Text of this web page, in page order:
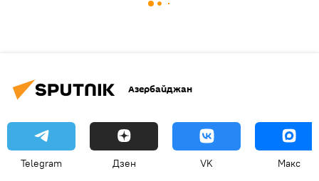
Азербайджан
Telegram Дзен VK Макс